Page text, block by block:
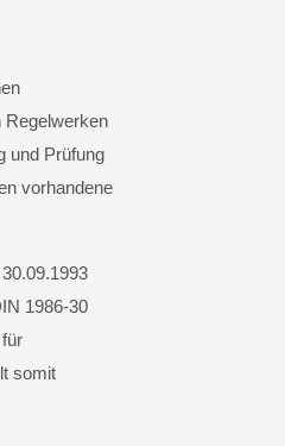
Regelwerken
und Prüfung
vorhandene
1986-30
somit